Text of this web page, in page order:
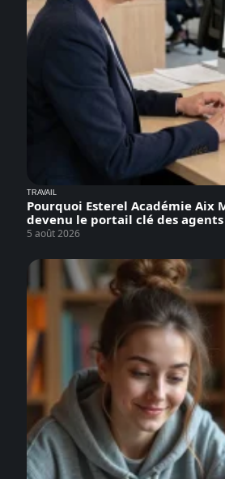
TRAVAIL
Pourquoi Esterel Académie Aix
devenu le portail clé des agents
5 août 2026